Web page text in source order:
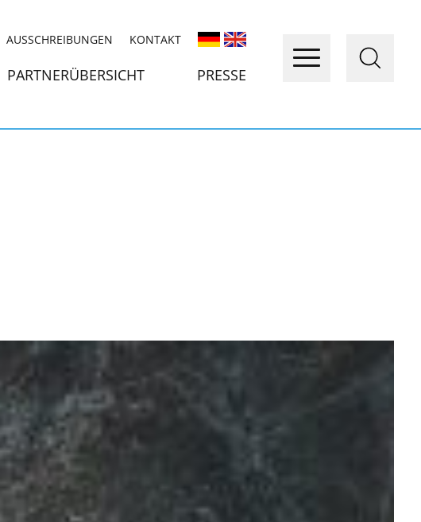
AUSSCHREIBUNGEN KONTAKT
PARTNERÜBERSICHT PRESSE